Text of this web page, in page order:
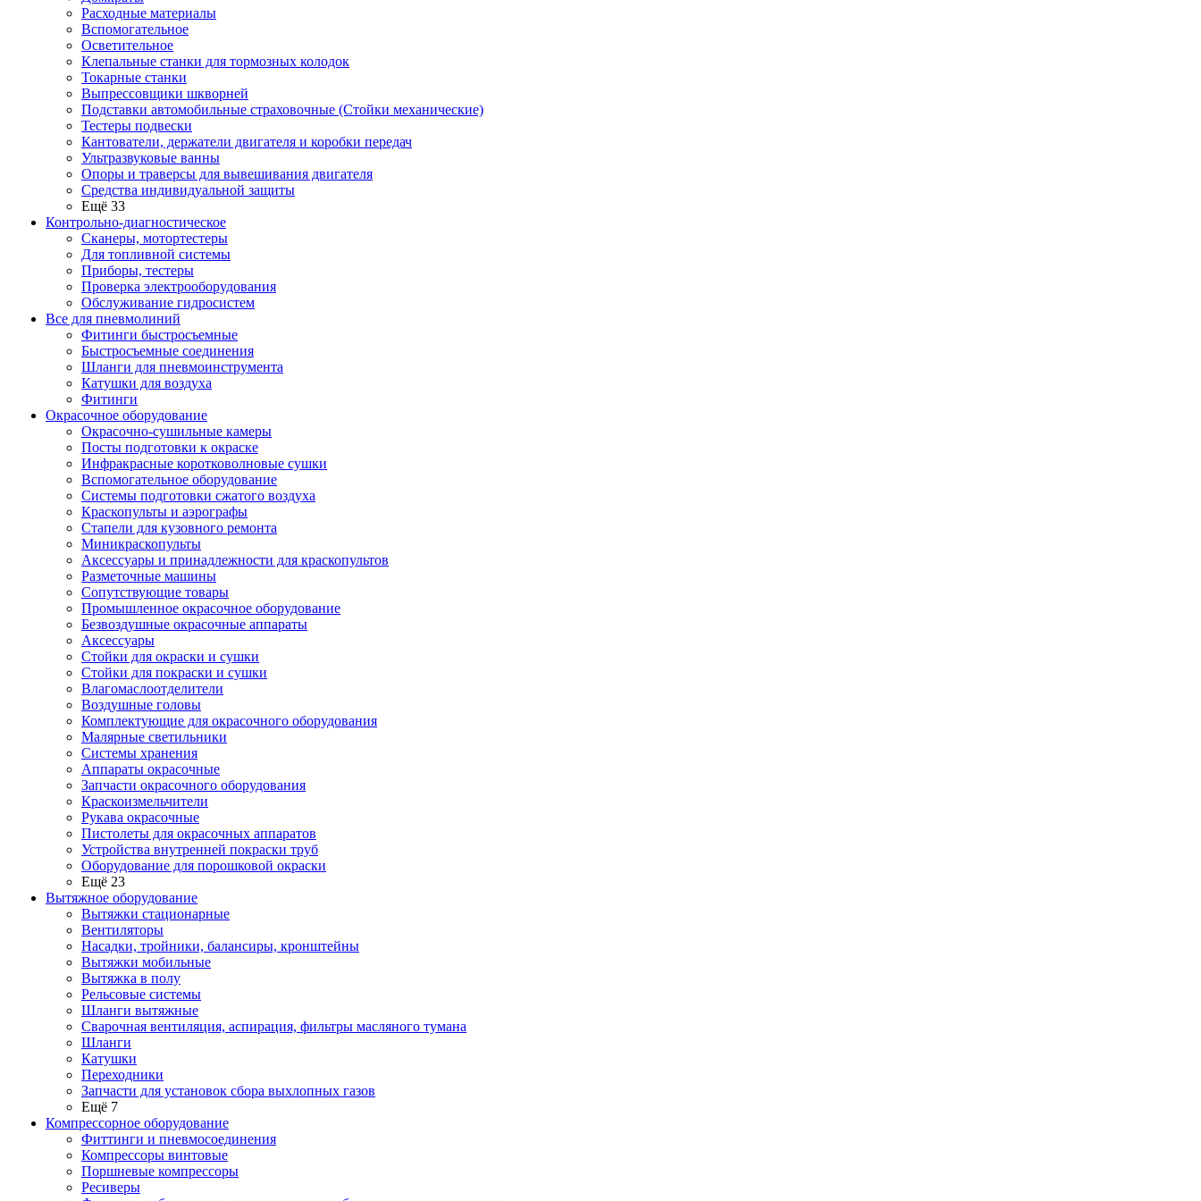
Расходные материалы
Вспомогательное
Осветительное
Клепальные станки для тормозных колодок
Токарные станки
Выпрессовщики шкворней
Подставки автомобильные страховочные (Стойки механические)
Тестеры подвески
Кантователи, держатели двигателя и коробки передач
Ультразвуковые ванны
Опоры и траверсы для вывешивания двигателя
Средства индивидуальной защиты
Ещё 33
Контрольно-диагностическое
Сканеры, мотортестеры
Для топливной системы
Приборы, тестеры
Проверка электрооборудования
Обслуживание гидросистем
Все для пневмолиний
Фитинги быстросъемные
Быстросъемные соединения
Шланги для пневмоинструмента
Катушки для воздуха
Фитинги
Окрасочное оборудование
Окрасочно-сушильные камеры
Посты подготовки к окраске
Инфракрасные коротковолновые сушки
Вспомогательное оборудование
Системы подготовки сжатого воздуха
Краскопульты и аэрографы
Стапели для кузовного ремонта
Миникраскопульты
Аксессуары и принадлежности для краскопультов
Разметочные машины
Сопутствующие товары
Промышленное окрасочное оборудование
Безвоздушные окрасочные аппараты
Аксессуары
Стойки для окраски и сушки
Стойки для покраски и сушки
Влагомаслоотделители
Воздушные головы
Комплектующие для окрасочного оборудования
Малярные светильники
Системы хранения
Аппараты окрасочные
Запчасти окрасочного оборудования
Краскоизмельчители
Рукава окрасочные
Пистолеты для окрасочных аппаратов
Устройства внутренней покраски труб
Оборудование для порошковой окраски
Ещё 23
Вытяжное оборудование
Вытяжки стационарные
Вентиляторы
Насадки, тройники, балансиры, кронштейны
Вытяжки мобильные
Вытяжка в полу
Рельсовые системы
Шланги вытяжные
Сварочная вентиляция, аспирация, фильтры масляного тумана
Шланги
Катушки
Переходники
Запчасти для установок сбора выхлопных газов
Ещё 7
Компрессорное оборудование
Фиттинги и пневмосоединения
Компрессоры винтовые
Поршневые компрессоры
Ресиверы